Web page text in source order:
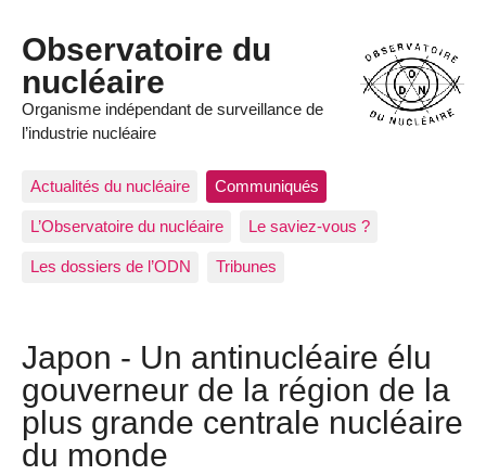
Observatoire du
nucléaire
Organisme indépendant de surveillance de
l’industrie nucléaire
Actualités du nucléaire Communiqués
L’Observatoire du nucléaire Le saviez-vous ?
Les dossiers de l’ODN Tribunes
Japon - Un antinucléaire élu
gouverneur de la région de la
plus grande centrale nucléaire
du monde